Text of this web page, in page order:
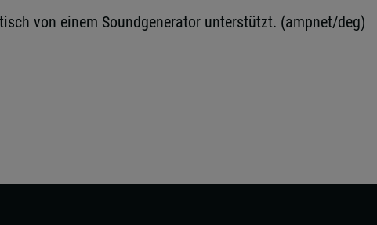
von einem Soundgenerator unterstützt. (ampnet/deg)